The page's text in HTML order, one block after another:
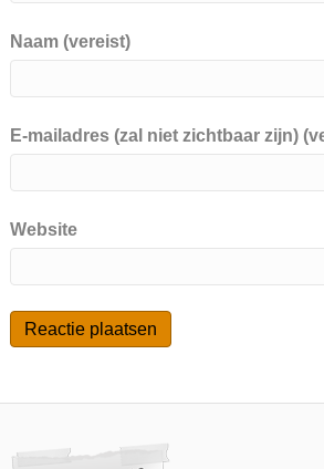
Naam (vereist)
E-mailadres (zal niet zichtbaar zijn)
Website